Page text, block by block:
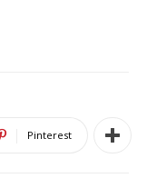
Pinterest